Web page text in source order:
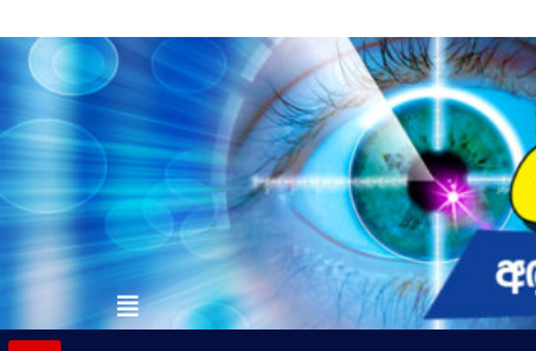
to
contentvinivida.lk